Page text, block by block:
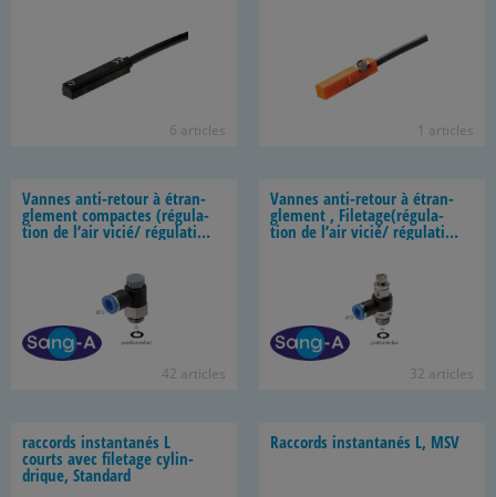
6 ar­ticles 1 ar­ticles
Vannes anti-​retour à étran­
gle­ment com­pactes (ré­gu­la­
tion de l’air vicié/ ré­gu­la­tion
42 ar­ticles
Vannes anti-​retour à étran­
gle­ment , Fi­le­tage(ré­gu­la­
tion de l’air vicié/ ré­gu­la­tion
32 ar­ticles
rac­cords ins­tan­ta­nés L
courts avec fi­le­tage cy­lin­
drique, Stan­dard
Rac­cords ins­tan­ta­nés L, MSV